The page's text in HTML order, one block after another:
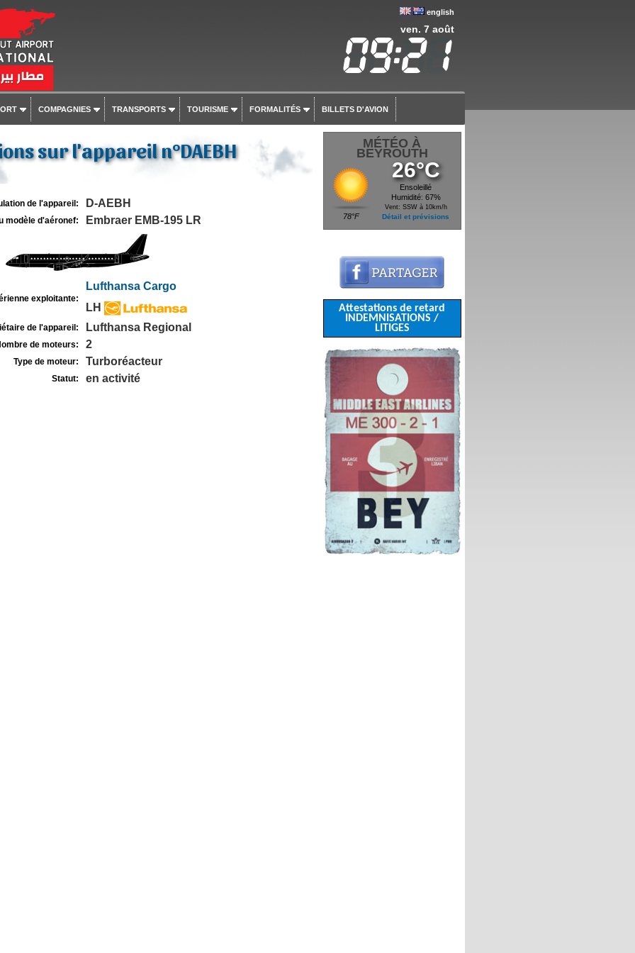
english
ven. 7 août
COMPAGNIES TRANSPORTS TOURISME FORMALITÉS BILLETS D'AVION
sur l'appareil n°DAEBH
de l'appareil: D-AEBH
modèle d'aéronef: Embraer EMB-195 LR
exploitante:
Lufthansa Cargo
LH
de l'appareil: Lufthansa Regional
de moteurs: 2
Type de moteur: Turboréacteur
Statut: en activité
MÉTÉO À
BEYROUTH
78°F
26°C
Ensoleillé
Humidité: 67%
Vent: SSW à 10km/h
Détail et prévisions
Attestations de retard
INDEMNISATIONS /
LITIGES